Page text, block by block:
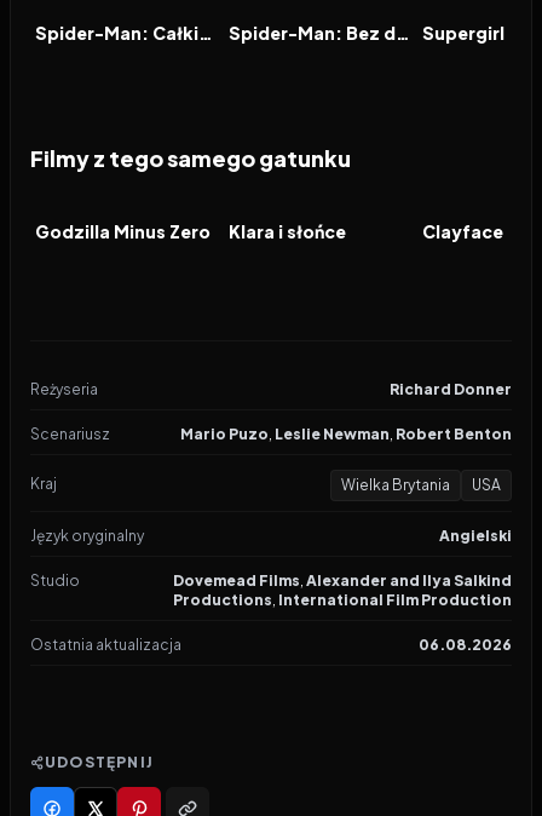
FILM Spider-Man: Całkiem nowy dzień FILM Spider-Man: Bez drogi do domu FILM
Supergirl
Filmy z tego samego gatunku
FILM
Godzilla Minus Zero FILM
Klara i słońce FILM
Clayface
Reżyseria Richard Donner
Scenariusz Mario Puzo, Leslie Newman, Robert Benton
Kraj Wielka Brytania USA
Język oryginalny Angielski
Studio Dovemead Films, Alexander and Ilya Salkind
Productions, International Film Production
Ostatnia aktualizacja 06.08.2026
UDOSTĘPNIJ